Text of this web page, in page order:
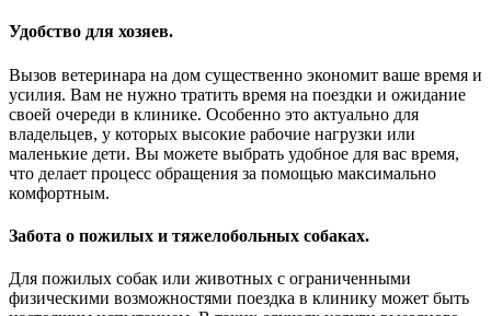
Удобство для хозяев.
Вызов ветеринара на дом существенно экономит ваше время и
усилия. Вам не нужно тратить время на поездки и ожидание
своей очереди в клинике. Особенно это актуально для
владельцев, у которых высокие рабочие нагрузки или
маленькие дети. Вы можете выбрать удобное для вас время,
что делает процесс обращения за помощью максимально
комфортным.
Забота о пожилых и тяжелобольных собаках.
Для пожилых собак или животных с ограниченными
физическими возможностями поездка в клинику может быть